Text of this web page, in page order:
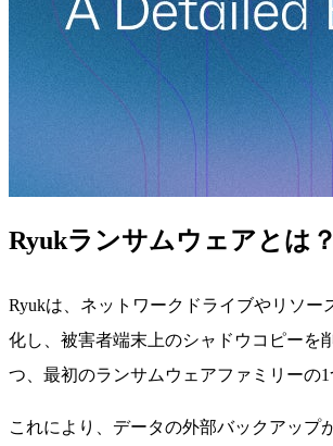
Ryukランサムウェアとは？
Ryukは、ネットワークドライブやリソー
化し、被害者端末上のシャドウコピーを
つ、最初のランサムウェアファミリーの1
これにより、データの外部バックアップ